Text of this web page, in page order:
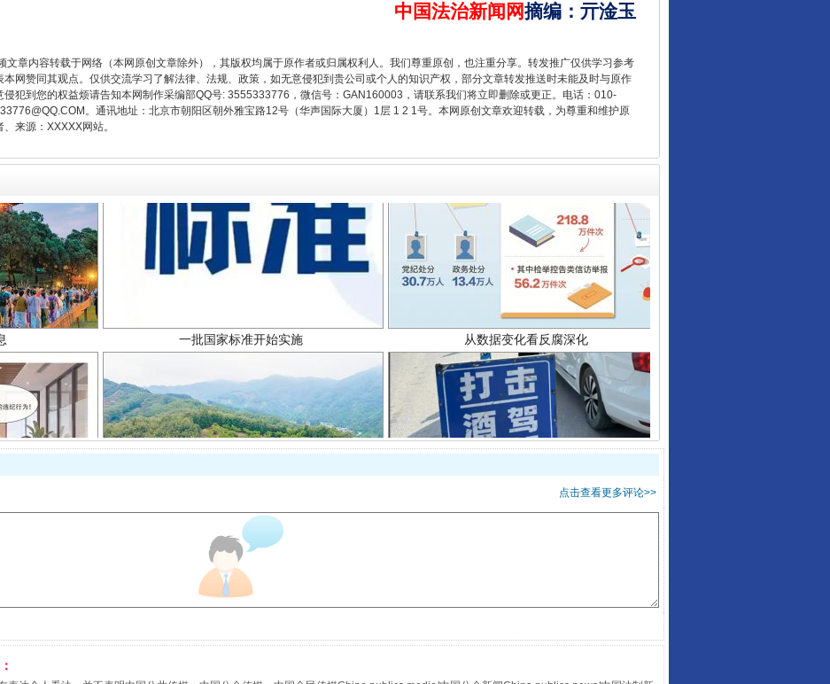
中国法治新闻网摘编 ： 亓淦玉
文章内容转载于网络（本网原创文章除外），其版权均属于原作者或归属权利人。我们尊重原创，也注重分享。转发推广仅供学习参考
网赞同其观点。仅供交流学习了解法律、法规、政策，如无意侵犯到贵公司或个人的知识产权，部分文章转发推送时未能及时与原作
犯到您的权益烦请告知本网制作采编部QQ号: 3555333776，微信号：GAN160003，请联系我们将立即删除或更正。电话：010-
。通讯地址：北京市朝阳区朝外雅宝路12号（华声国际大厦）1层 1 2 1号。本网原创文章欢迎转载，为尊重和维护原
来源：XXXXX网站。
一批国家标准开始实施 从数据变化看反腐深化
子 以产业富民促振兴 酒驾未被当场查获能处罚吗
点击查看更多评论>>